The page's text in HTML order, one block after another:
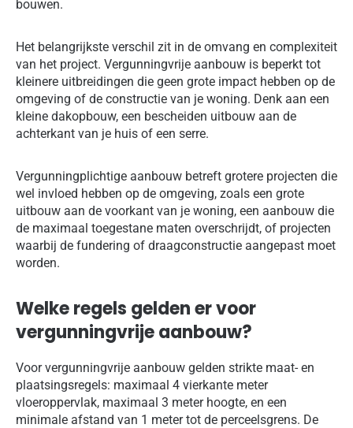
bouwen.
Het belangrijkste verschil zit in de omvang en complexiteit
van het project. Vergunningvrije aanbouw is beperkt tot
kleinere uitbreidingen die geen grote impact hebben op de
omgeving of de constructie van je woning. Denk aan een
kleine dakopbouw, een bescheiden uitbouw aan de
achterkant van je huis of een serre.
Vergunningplichtige aanbouw betreft grotere projecten die
wel invloed hebben op de omgeving, zoals een grote
uitbouw aan de voorkant van je woning, een aanbouw die
de maximaal toegestane maten overschrijdt, of projecten
waarbij de fundering of draagconstructie aangepast moet
worden.
Welke regels gelden er voor
vergunningvrije aanbouw?
Voor vergunningvrije aanbouw gelden strikte maat- en
plaatsingsregels: maximaal 4 vierkante meter
vloeroppervlak, maximaal 3 meter hoogte, en een
minimale afstand van 1 meter tot de perceelsgrens. De